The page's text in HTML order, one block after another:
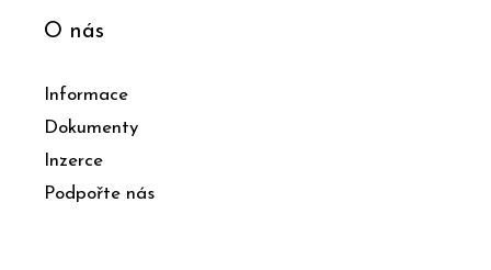
O nás
Informace
Dokumenty
Inzerce
Podpořte nás